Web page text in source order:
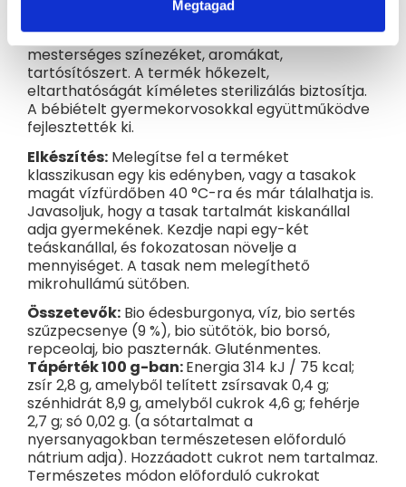
Megtagad
nem tudna egyszerre megbirkózni ezzel a sok
finomsággal. Nem tartalmaz hozzáadott cukrot,
mesterséges színezéket, aromákat,
tartósítószert. A termék hőkezelt,
eltarthatóságát kíméletes sterilizálás biztosítja.
A bébiételt gyermekorvosokkal együttműködve
fejlesztették ki.
Elkészítés: Melegítse fel a terméket
klasszikusan egy kis edényben, vagy a tasakok
magát vízfürdőben 40 °C-ra és már tálalhatja is.
Javasoljuk, hogy a tasak tartalmát kiskanállal
adja gyermekének. Kezdje napi egy-két
teáskanállal, és fokozatosan növelje a
mennyiséget. A tasak nem melegíthető
mikrohullámú sütőben.
Összetevők: Bio édesburgonya, víz, bio sertés
szűzpecsenye (9 %), bio sütőtök, bio borsó,
repceolaj, bio paszternák. Gluténmentes.
Tápérték 100 g-ban:Energia 314 kJ / 75 kcal;
zsír 2,8 g, amelyből telített zsírsavak 0,4 g;
szénhidrát 8,9 g, amelyből cukrok 4,6 g; fehérje
2,7 g; só 0,02 g. (a sótartalmat a
nyersanyagokban természetesen előforduló
nátrium adja). Hozzáadott cukrot nem tartalmaz.
Természetes módon előforduló cukrokat